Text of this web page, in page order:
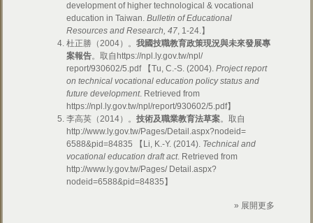
development of higher technological & vocational
education in Taiwan.Bulletin of Educational
Resources and Research, 47, 1-24.】
杜正勝（2004）。我國技職教育政策現況與未來發展專
案報告。取自https://npl.ly.gov.tw/npl/
report/930602/5.pdf 【Tu, C.-S. (2004).Project report
on technical vocational education policy status and
future development. Retrieved from
https://npl.ly.gov.tw/npl/report/930602/5.pdf】
李高英（2014）。技術及職業教育法草案。取自
http://www.ly.gov.tw/Pages/Detail.aspx?nodeid=
6588&pid=84835 【Li, K.-Y. (2014). Technical and
vocational education draft act. Retrieved from
http://www.ly.gov.tw/Pages/ Detail.aspx?
nodeid=6588&pid=84835】
» 展開更多